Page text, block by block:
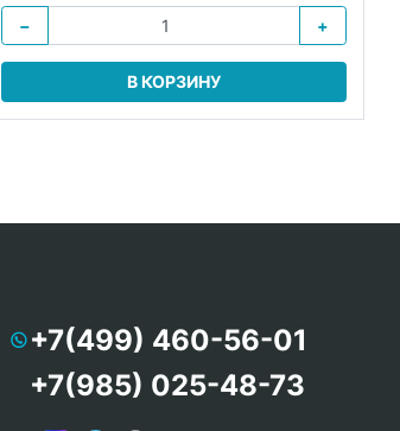
−
+
В КОРЗИНУ
+7(499) 460-56-01
+7(985) 025-48-73